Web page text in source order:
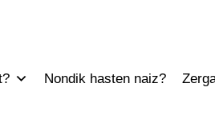
Nondik hasten naiz?